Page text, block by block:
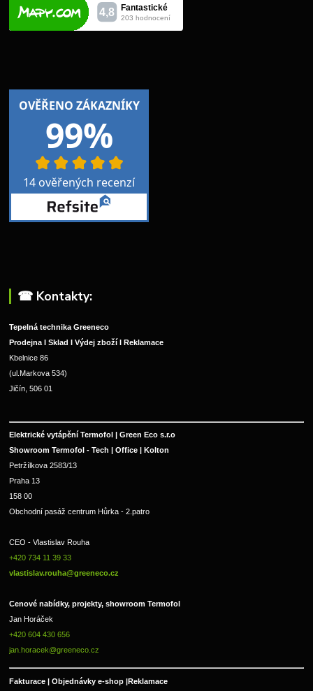
☎︎ Kontakty:
Tepelná technika Greeneco
Prodejna I Sklad I Výdej zboží I Reklamace
Kbelnice 86
(ul.Markova 534)
Jičín, 506 01
Elektrické vytápění Termofol | Green Eco s.r.o
Showroom Termofol - Tech | Office | Kolton
Petržílkova 2583/13
Praha 13
158 00
Obchodní pasáž centrum Hůrka - 2.patro
CEO - Vlastislav Rouha
+420 734 11 39 33
vlastislav.rouha@greeneco.cz
Cenové nabídky, projekty, showroom Termofol
Jan Horáček
+420 604 430 656
jan.horacek@greeneco.cz
Fakturace | Objednávky e-shop |Reklamace